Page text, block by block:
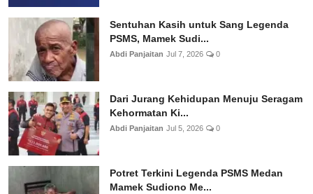
Sentuhan Kasih untuk Sang Legenda
PSMS, Mamek Sudi...
Abdi Panjaitan Jul 7, 2026 0
Dari Jurang Kehidupan Menuju Seragam
Kehormatan Ki...
Abdi Panjaitan Jul 5, 2026 0
Potret Terkini Legenda PSMS Medan
Mamek Sudiono Me...